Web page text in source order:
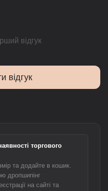
відгук
відгук
торгового
та додайте в кошик.
дропшипінг
на сайті та